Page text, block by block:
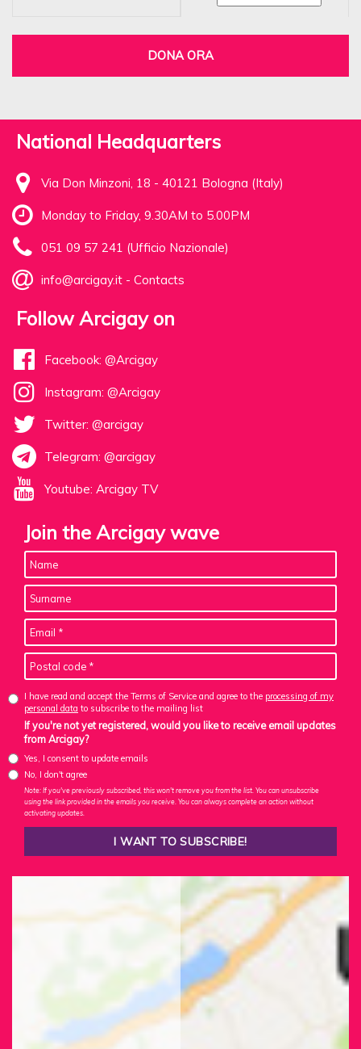
DONA ORA
National Headquarters
Via Don Minzoni, 18 - 40121 Bologna (Italy)
Monday to Friday, 9.30AM to 5.00PM
051 09 57 241 (Ufficio Nazionale)
info@arcigay.it - Contacts
Follow Arcigay on
Facebook: @Arcigay
Instagram: @Arcigay
Twitter: @arcigay
Telegram: @arcigay
Youtube: Arcigay TV
Join the Arcigay wave
I have read and accept the Terms of Service and agree to the processing of my
personal data to subscribe to the mailing list
If you're not yet registered, would you like to receive email updates
from Arcigay?
Yes, I consent to update emails
No, I don't agree
Note: If you've previously subscribed, this won't remove you from the list. You can unsubscribe
using the link provided in the emails you receive. You can always complete an action without
activating updates.